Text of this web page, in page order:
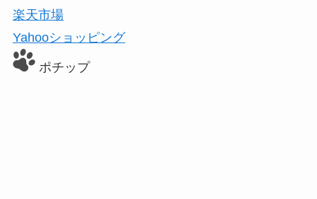
楽天市場
Yahooショッピング
ポチップ